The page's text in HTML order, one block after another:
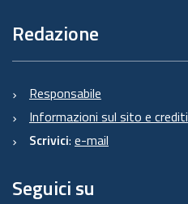
Redazione
Responsabile
Informazioni sul sito e crediti
Scrivici: e-mail
Seguici su